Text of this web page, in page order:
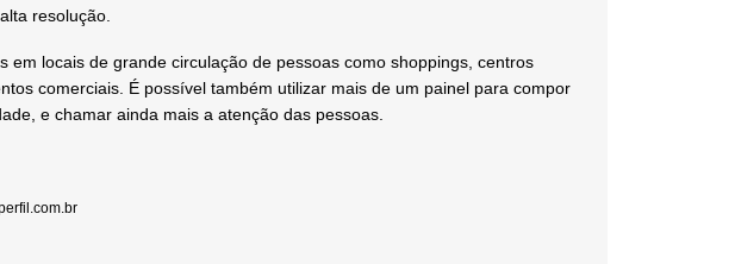
resolução.
em locais de grande circulação de pessoas como shoppings, centros
comerciais. É possível também utilizar mais de um painel para compor
e chamar ainda mais a atenção das pessoas.